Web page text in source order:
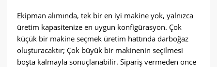
Ekipman alımında, tek bir en iyi makine yok, yalnızca
üretim kapasitenize en uygun konfigürasyon. Çok
küçük bir makine seçmek üretim hattında darboğaz
oluşturacaktır; Çok büyük bir makinenin seçilmesi
boşta kalmayla sonuçlanabilir. Sipariş vermeden önce